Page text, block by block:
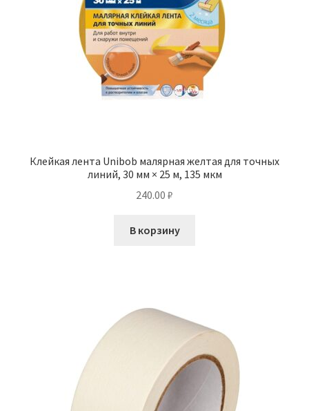
Клейкая лента Unibob малярная желтая для точных
линий, 30 мм × 25 м, 135 мкм
240.00 ₽
В корзину